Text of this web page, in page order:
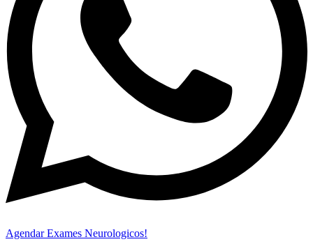
Agendar Exames Neurologicos!